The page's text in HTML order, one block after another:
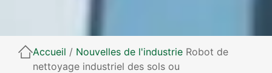
Accueil / Nouvelles de l'industrie Robot de
nettoyage industriel des sols ou